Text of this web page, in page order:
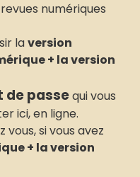
numériques
laversion
+ la version
de passequi vous
ici, en ligne.
si vous avez
+ la version